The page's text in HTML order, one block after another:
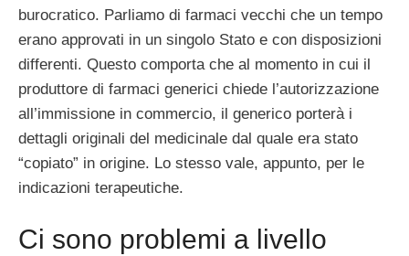
burocratico. Parliamo di farmaci vecchi che un tempo
erano approvati in un singolo Stato e con disposizioni
differenti. Questo comporta che al momento in cui il
produttore di farmaci generici chiede l’autorizzazione
all’immissione in commercio, il generico porterà i
dettagli originali del medicinale dal quale era stato
“copiato” in origine. Lo stesso vale, appunto, per le
indicazioni terapeutiche.
Ci sono problemi a livello